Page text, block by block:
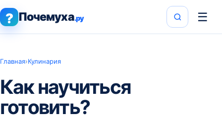
? Почемуха.ру ☰
Главная›Кулинария
Как научиться
готовить?